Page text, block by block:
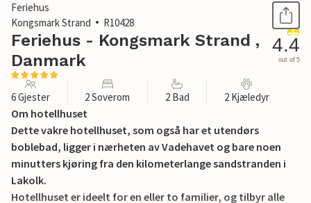
Feriehus
Kongsmark Strand
R10428
Feriehus - Kongsmark Strand ,
Danmark
4.4
out of 5
6 Gjester 2 Soverom 2 Bad 2 Kjæledyr
Om hotellhuset
Dette vakre hotellhuset, som også har et utendørs
boblebad, ligger i nærheten av Vadehavet og bare noen
minutters kjøring fra den kilometerlange sandstranden i
Lakolk.
Hotellhuset er ideelt for en eller to familier, og tilbyr alle